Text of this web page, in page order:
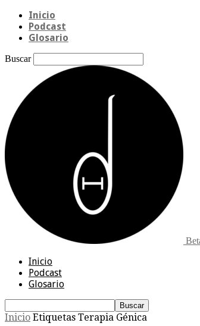
Inicio
Podcast
Glosario
Buscar
Inicio
Podcast
Glosario
Inicio Etiquetas Terapia Génica